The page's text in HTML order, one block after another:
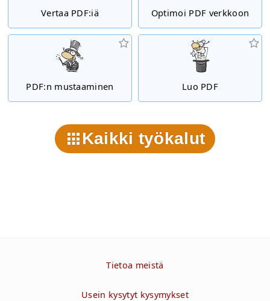
Vertaa PDF:iä Optimoi PDF verkkoon
PDF:n mustaaminen Luo PDF
Kaikki työkalut
Tietoa meistä
Usein kysytyt kysymykset